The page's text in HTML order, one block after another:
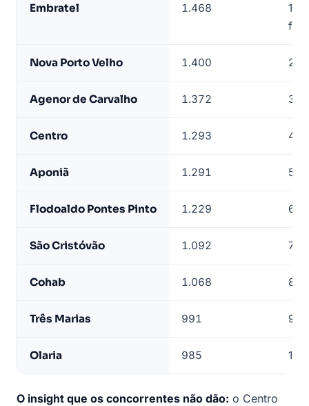
por
LeadJet
Embratel 1.468
1º
Nova Porto Velho 1.400 2º
Agenor de Carvalho 1.372 3º
Centro 1.293 4º
Aponiã 1.291 5º
Flodoaldo Pontes Pinto 1.229 6º
São Cristóvão 1.092 7º
Cohab 1.068 8º
Três Marias 991 9º
Olaria 985 10º
O insight que os concorrentes não dão: o Centro